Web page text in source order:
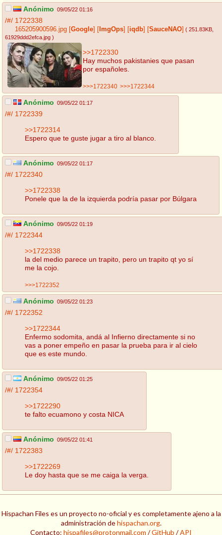
Anónimo 09/05/22 01:16
/#/ 1722338
165205900596.jpg Google ImgOps iqdb SauceNAO ( 251.83KB
61929ddd2efca.jpg )
>>1722330
Hay muchos pakistanies que pasan
por españoles.
>>>1722340 >>>1722344
Anónimo 09/05/22 01:17
/#/ 1722339
>>1722314
Espero que te guste jugar a tiro al blanco.
Anónimo 09/05/22 01:17
/#/ 1722340
>>1722338
Ponele que la de la izquierda podría pasar por Búlgara
Anónimo 09/05/22 01:19
/#/ 1722344
>>1722338
la del medio parece un trapito, pero un trapito qt yo sí
me la cojo.
>>>1722352
Anónimo 09/05/22 01:23
/#/ 1722352
>>1722344
Enfermo sodomita, andá al Infierno directamente si no
vas a poner empeño en pasar la prueba para ir al cielo
que es este mundo.
Anónimo 09/05/22 01:25
/#/ 1722354
>>1722290
te falto ecuamono y costa NICA
Anónimo 09/05/22 01:41
/#/ 1722383
>>1722269
Le doy hasta que se me caiga la verga.
Hispachan Files es un proyecto no-oficial y es completamente ajeno a la
administración dehispachan.org.
Contacto: hispafiles@protonmail.com /GitHub /API